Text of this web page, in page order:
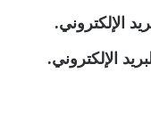
الإلكتروني.
الإلكتروني.